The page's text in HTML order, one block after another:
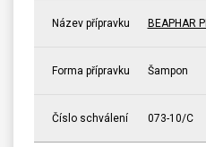
Název přípravku BEAPHAR
Forma přípravku Šampon
Číslo schválení 073-10/C